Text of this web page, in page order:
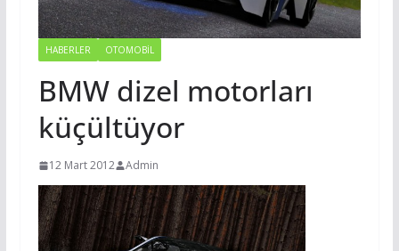
HABERLER OTOMOBIL
BMW dizel motorları
küçültüyor
12 Mart 2012 Admin